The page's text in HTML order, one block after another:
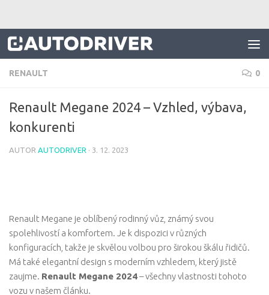
RENAULT 0
Renault Megane 2024 – Vzhled, výbava,
konkurenti
AUTOR AUTODRIVER · 3. 12. 2023
Renault Megane je oblíbený rodinný vůz, známý svou
spolehlivostí a komfortem. Je k dispozici v různých
konfiguracích, takže je skvělou volbou pro širokou škálu řidičů.
Má také elegantní design s moderním vzhledem, který jistě
zaujme. Renault Megane 2024– všechny vlastnosti tohoto
vozu v našem článku.